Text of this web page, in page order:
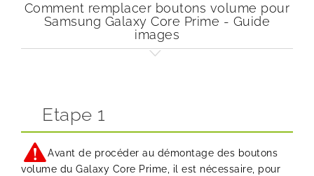
Comment remplacer boutons volume pour
Samsung Galaxy Core Prime - Guide
images
Etape 1
Avant de procéder au démontage des boutons
volume du Galaxy Core Prime, il est nécessaire, pour